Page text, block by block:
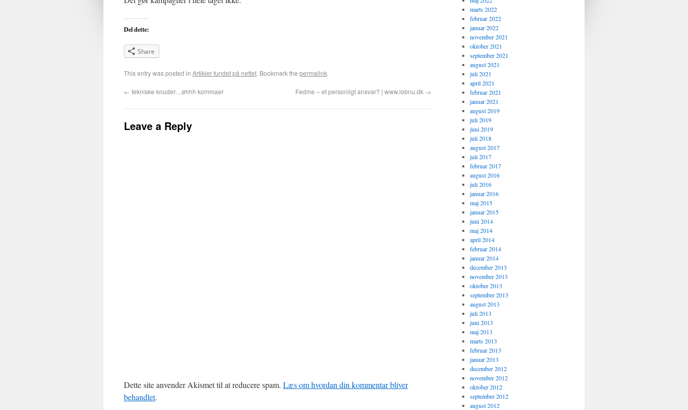
Del dette:
Share
This entry was posted in Artikler fundet på nettet. Bookmark the permalink.
← tekniske knuder…øhhh kommaer Fedme – et personligt ansvar? | www.lobnu.dk →
Leave a Reply
Dette site anvender Akismet til at reducere spam. Læs om hvordan din kommentar bliver
behandlet.
marts 2022
februar 2022
januar 2022
november 2021
oktober 2021
september 2021
august 2021
juli 2021
april 2021
februar 2021
januar 2021
august 2019
juli 2019
juni 2019
juli 2018
august 2017
juli 2017
februar 2017
august 2016
juli 2016
januar 2016
maj 2015
januar 2015
juni 2014
maj 2014
april 2014
februar 2014
januar 2014
december 2013
november 2013
oktober 2013
september 2013
august 2013
juli 2013
juni 2013
maj 2013
marts 2013
februar 2013
januar 2013
december 2012
november 2012
oktober 2012
september 2012
august 2012